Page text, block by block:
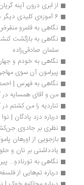
از ابری درون آینه گریان |
نگاهی به قلمرو منقرض |
سلمان صادقی‌زاده
نگاهی به خودم و جهان:
پیرامون آن سوی مهاجرت |
نگاهی به فهرس | احمد آفتابی
من و آقای همسایه در
تناردیه را من کشتم در
درباره دزد پادگان | نوا ذاکری
نظری بر جادوی جن‌كشی |
بازجویی از اورهان پاموک به‌
یادداشتی بر نان و حلوا |
نگاهی به تورنادو... پیر
درباره تم‌هایی از فلسفه‌ی